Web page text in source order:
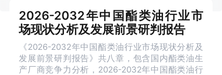
2026-2032年中国酯类油行业市
场现状分析及发展前景研判报告
《2026-2032年中国酯类油行业市场现状分析及
发展前景研判报告》共八章，包含国内酯类油生
产厂商竞争力分析，2026-2032年中国酯类油行